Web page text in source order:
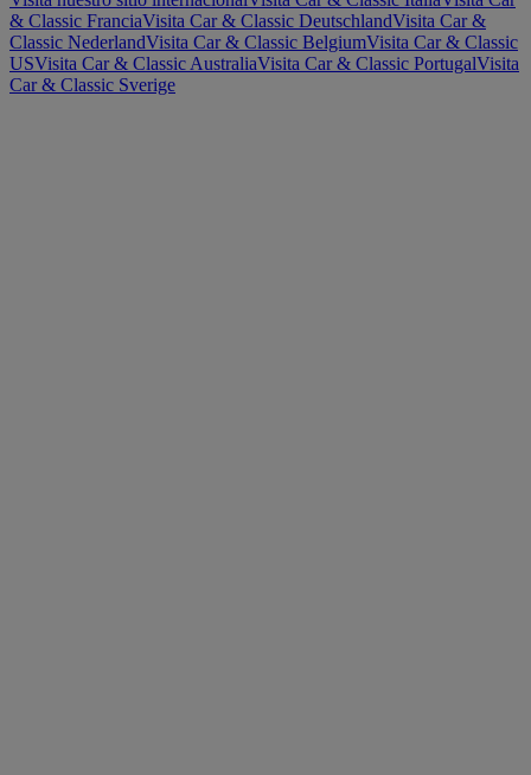
& Classic FranciaVisita Car & Classic DeutschlandVisita Car &
Classic NederlandVisita Car & Classic BelgiumVisita Car & Classic
USVisita Car & Classic AustraliaVisita Car & Classic PortugalVisita
Car & Classic Sverige